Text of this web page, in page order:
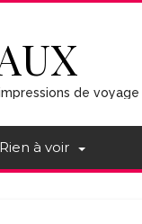
de
Rien à voir